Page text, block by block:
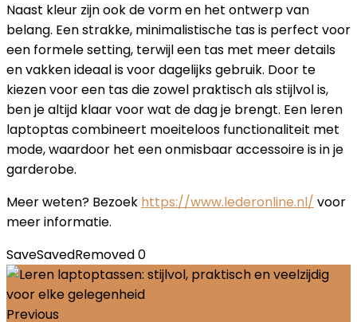
Naast kleur zijn ook de vorm en het ontwerp van
belang. Een strakke, minimalistische tas is perfect voor
een formele setting, terwijl een tas met meer details
en vakken ideaal is voor dagelijks gebruik. Door te
kiezen voor een tas die zowel praktisch als stijlvol is,
ben je altijd klaar voor wat de dag je brengt. Een leren
laptoptas combineert moeiteloos functionaliteit met
mode, waardoor het een onmisbaar accessoire is in je
garderobe.
Meer weten? Bezoek https://www.lederonline.nl/ voor
meer informatie.
SaveSavedRemoved0
Previous